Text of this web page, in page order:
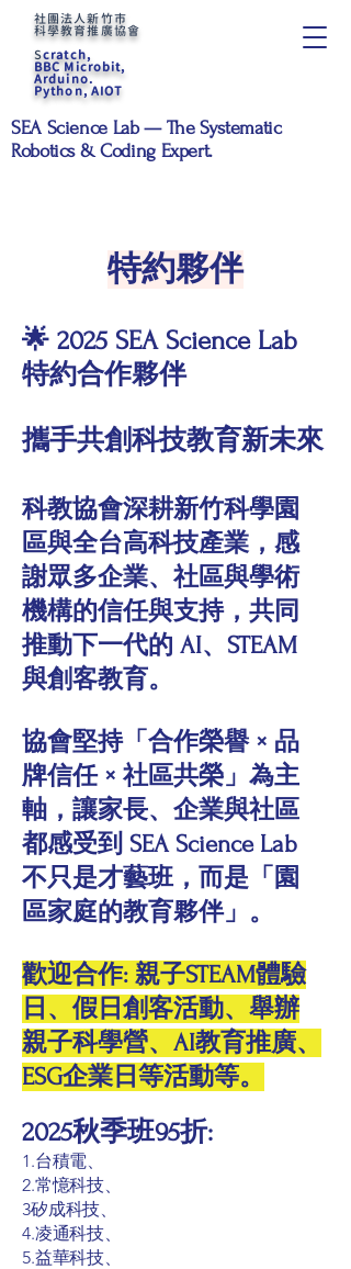
社團法人新竹市
科學教育推廣協會
Scratch,
BBC Microbit,
Arduino.
Python, AIOT
SEA Science Lab — The Systematic
Robotics & Coding Expert.
特約夥伴
🌟 2025 SEA Science Lab
特約合作夥伴
攜手共創科技教育新未來
科教協會深耕新竹科學園
區與全台高科技產業，感
謝眾多企業、社區與學術
機構的信任與支持，共同
推動下一代的 AI、STEAM
與創客教育。
協會堅持「合作榮譽 × 品
牌信任 × 社區共榮」為主
軸，讓家長、企業與社區
都感受到 SEA Science Lab
不只是才藝班，而是「園
區家庭的教育夥伴」。
歡迎合作: 親子STEAM體驗
日、假日創客活動、舉辦
親子科學營、AI教育推廣、
ESG企業日等活動等。
2025秋季班95折:
1.台積電、
2.常憶科技、
3矽成科技、
4.凌通科技、
5.益華科技、